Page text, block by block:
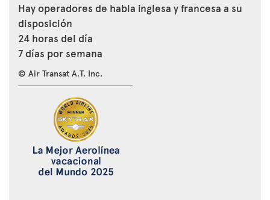
Hay operadores de habla inglesa y francesa a su
disposición
24 horas del día
7 días por semana
© Air Transat A.T. Inc.